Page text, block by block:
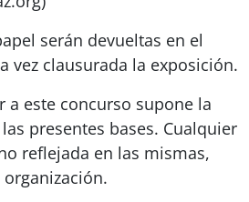
serán devueltas en el
vez clausurada la exposición.
a este concurso supone la
presentes bases. Cualquier
reflejada en las mismas,